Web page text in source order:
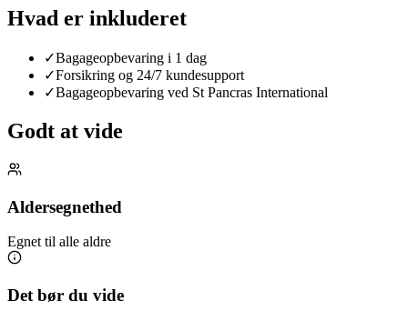
Hvad er inkluderet
✓Bagageopbevaring i 1 dag
✓Forsikring og 24/7 kundesupport
✓Bagageopbevaring ved St Pancras International
Godt at vide
Aldersegnethed
Egnet til alle aldre
Det bør du vide